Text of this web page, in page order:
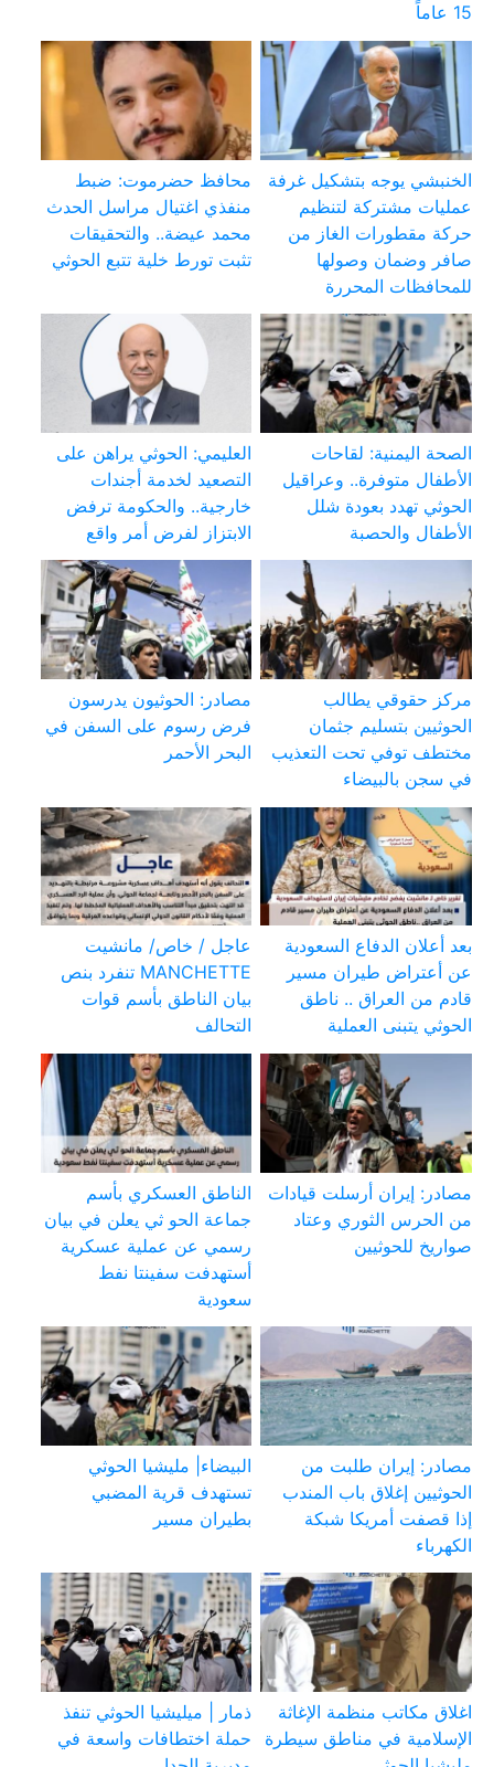
15 عاماً
الخنبشي يوجه بتشكيل غرفة
عمليات مشتركة لتنظيم
حركة مقطورات الغاز من
صافر وضمان وصولها
للمحافظات المحررة
محافظ حضرموت: ضبط
منفذي اغتيال مراسل الحدث
محمد عيضة.. والتحقيقات
تثبت تورط خلية تتبع الحوثي
الصحة اليمنية: لقاحات
الأطفال متوفرة.. وعراقيل
الحوثي تهدد بعودة شلل
الأطفال والحصبة
العليمي: الحوثي يراهن على
التصعيد لخدمة أجندات
خارجية.. والحكومة ترفض
الابتزاز لفرض أمر واقع
مركز حقوقي يطالب
الحوثيين بتسليم جثمان
مختطف توفي تحت التعذيب
في سجن بالبيضاء
مصادر: الحوثيون يدرسون
فرض رسوم على السفن في
البحر الأحمر
بعد أعلان الدفاع السعودية
عن أعتراض طيران مسير
قادم من العراق .. ناطق
الحوثي يتبنى العملية
عاجل / خاص/ مانشيت
MANCHETTE تنفرد بنص
بيان الناطق بأسم قوات
التحالف
مصادر: إيران أرسلت قيادات
من الحرس الثوري وعتاد
صواريخ للحوثيين
الناطق العسكري بأسم
جماعة الحو ثي يعلن في بيان
رسمي عن عملية عسكرية
أستهدفت سفينتا نفط
سعودية
مصادر: إيران طلبت من
الحوثيين إغلاق باب المندب
إذا قصفت أمريكا شبكة
الكهرباء
البيضاء| مليشيا الحوثي
تستهدف قرية المضبي
بطيران مسير
اغلاق مكاتب منظمة الإغاثة
الإسلامية في مناطق سيطرة
ذمار | ميليشيا الحوثي تنفذ
حملة اختطافات واسعة في